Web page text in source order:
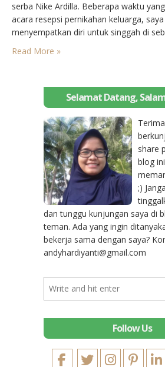
serba Nike Ardilla. Beberapa waktu
acara resepsi pernikahan keluarga,
menyempatkan diri untuk singgah di
kawasan Bumi Tamalanrea Permai
sengaja memilih tempat ini karena
Read More »
Selamat Datang,
share
blog
;)
dan tunggu kunjungan saya di
teman. Ada yang ingin
bekerja sama dengan saya?
andyhardiyanti@gmail.com
Follow Us